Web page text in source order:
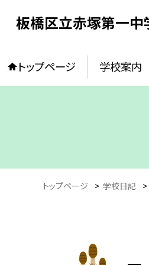
板橋区立赤塚第一中
トップページ 学校案内
トップページ > 学校日記 >